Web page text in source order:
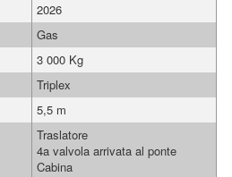
2026
Gas
3 000 Kg
Triplex
5,5 m
Traslatore
4a valvola arrivata al ponte
Cabina